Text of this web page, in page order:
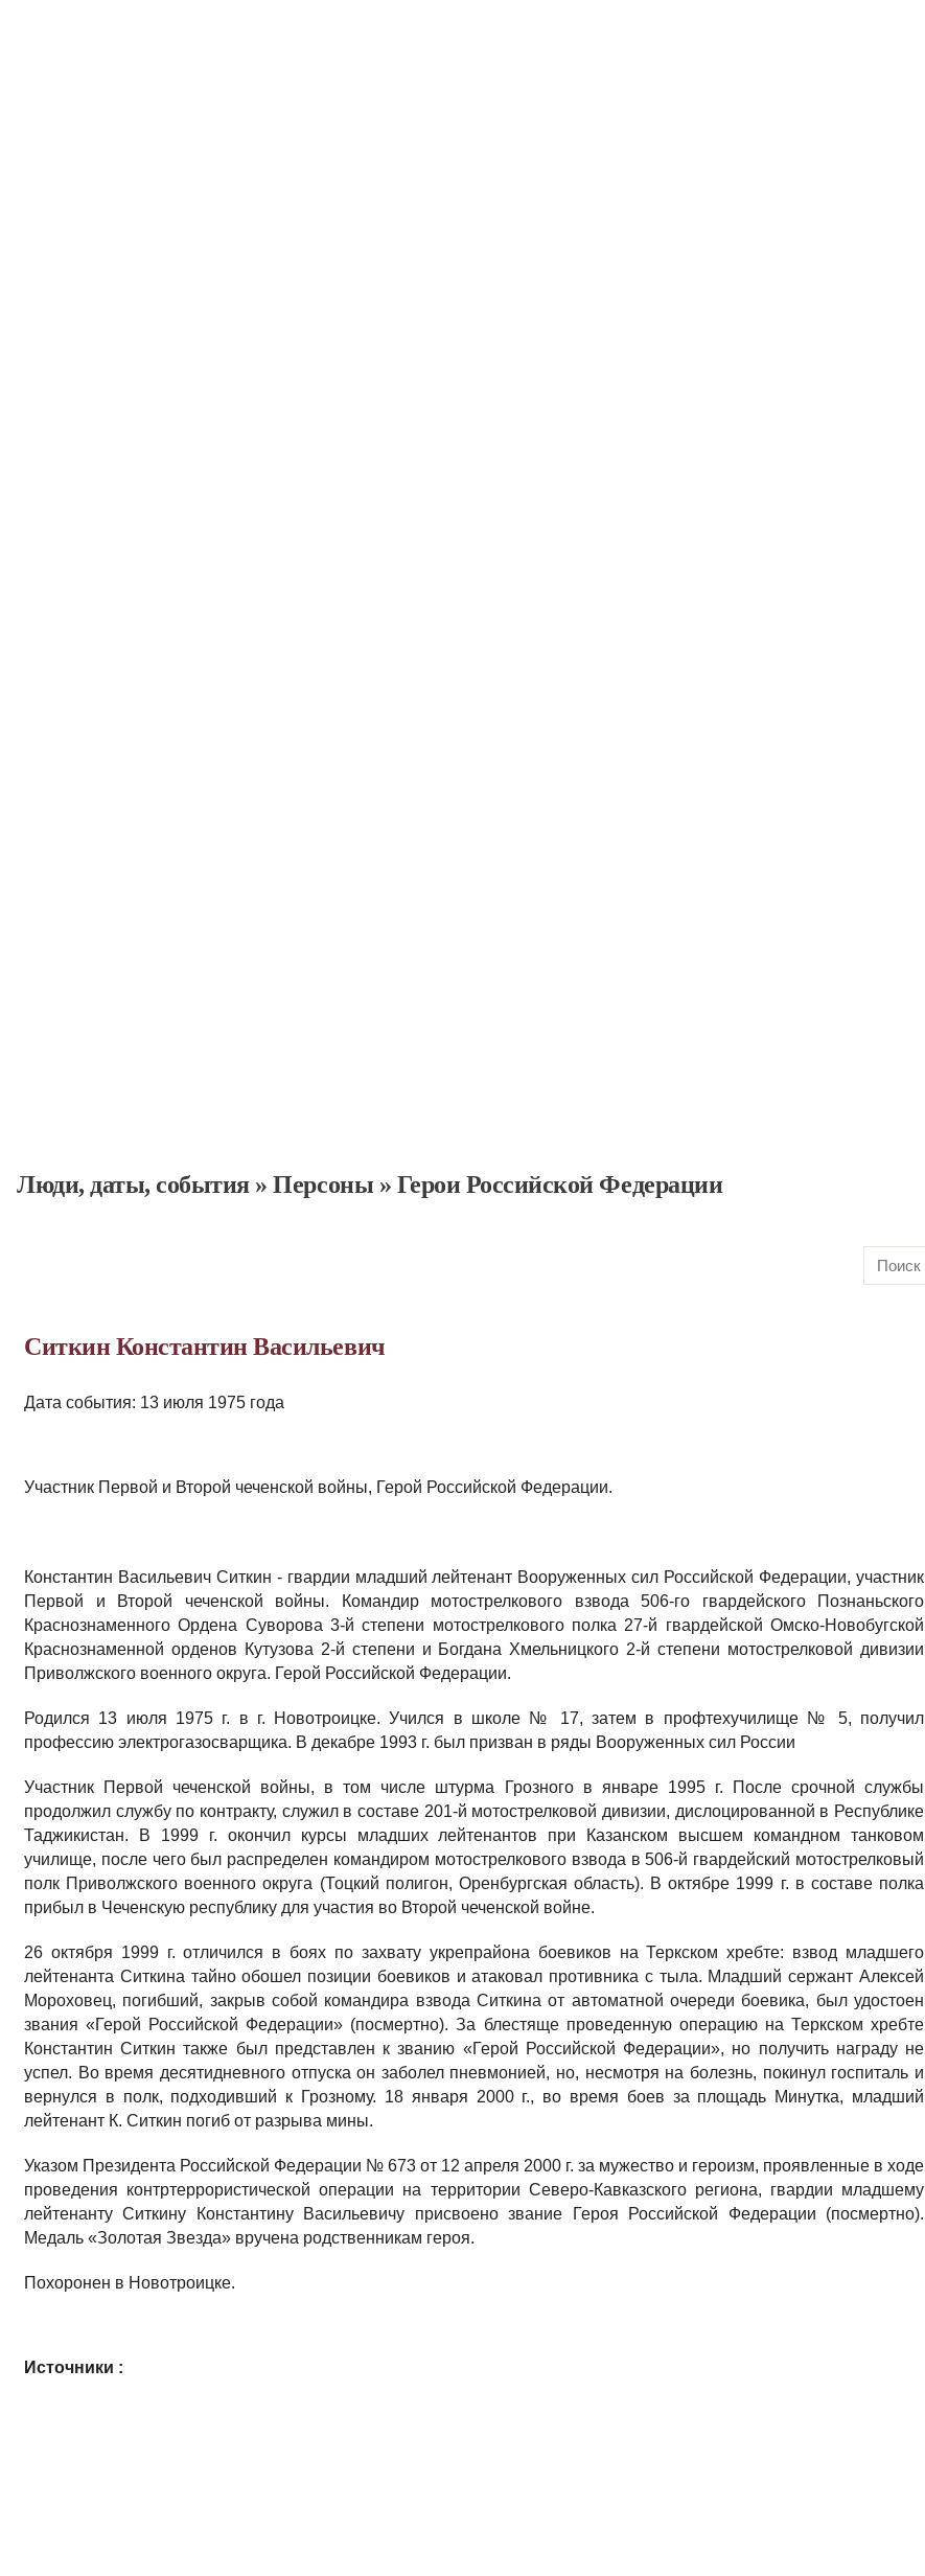
Люди, даты, cобытия»Персоны » Герои Российской Федерации
Ситкин Константин Васильевич
Дата события: 13 июля 1975 года
Участник Первой и Второй чеченской войны, Герой Российской Федерации.
Константин Васильевич Ситкин - гвардии младший лейтенант Вооруженных сил Российской Федерации, участник
Первой и Второй чеченской войны. Командир мотострелкового взвода 506-го гвардейского Познаньского
Краснознаменного Ордена Суворова 3-й степени мотострелкового полка 27-й гвардейской Омско-Новобугской
Краснознаменной орденов Кутузова 2-й степени и Богдана Хмельницкого 2-й степени мотострелковой дивизии
Приволжского военного округа. Герой Российской Федерации.
Родился 13 июля 1975 г. в г. Новотроицке. Учился в школе № 17, затем в профтехучилище № 5, получил
профессию электрогазосварщика. В декабре 1993 г. был призван в ряды Вооруженных сил России
Участник Первой чеченской войны, в том числе штурма Грозного в январе 1995 г. После срочной службы
продолжил службу по контракту, служил в составе 201-й мотострелковой дивизии, дислоцированной в Республике
Таджикистан. В 1999 г. окончил курсы младших лейтенантов при Казанском высшем командном танковом
училище, после чего был распределен командиром мотострелкового взвода в 506-й гвардейский мотострелковый
полк Приволжского военного округа (Тоцкий полигон, Оренбургская область). В октябре 1999 г. в составе полка
прибыл в Чеченскую республику для участия во Второй чеченской войне.
26 октября 1999 г. отличился в боях по захвату укрепрайона боевиков на Теркском хребте: взвод младшего
лейтенанта Ситкина тайно обошел позиции боевиков и атаковал противника с тыла. Младший сержант Алексей
Мороховец, погибший, закрыв собой командира взвода Ситкина от автоматной очереди боевика, был удостоен
звания «Герой Российской Федерации» (посмертно). За блестяще проведенную операцию на Теркском хребте
Константин Ситкин также был представлен к званию «Герой Российской Федерации», но получить награду не
успел. Во время десятидневного отпуска он заболел пневмонией, но, несмотря на болезнь, покинул госпиталь и
вернулся в полк, подходивший к Грозному. 18 января 2000 г., во время боев за площадь Минутка, младший
лейтенант К. Ситкин погиб от разрыва мины.
Указом Президента Российской Федерации № 673 от 12 апреля 2000 г. за мужество и героизм, проявленные в ходе
проведения контртеррористической операции на территории Северо-Кавказского региона, гвардии младшему
лейтенанту Ситкину Константину Васильевичу присвоено звание Героя Российской Федерации (посмертно).
Медаль «Золотая Звезда» вручена родственникам героя.
Похоронен в Новотроицке.
Источники :